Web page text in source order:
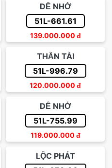
DỄ NHỚ
51L-661.61
139.000.000 đ
THẦN TÀI
51L-996.79
120.000.000 đ
DỄ NHỚ
51L-755.99
119.000.000 đ
LỘC PHÁT